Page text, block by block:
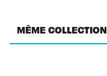
MÊME COLLECTION